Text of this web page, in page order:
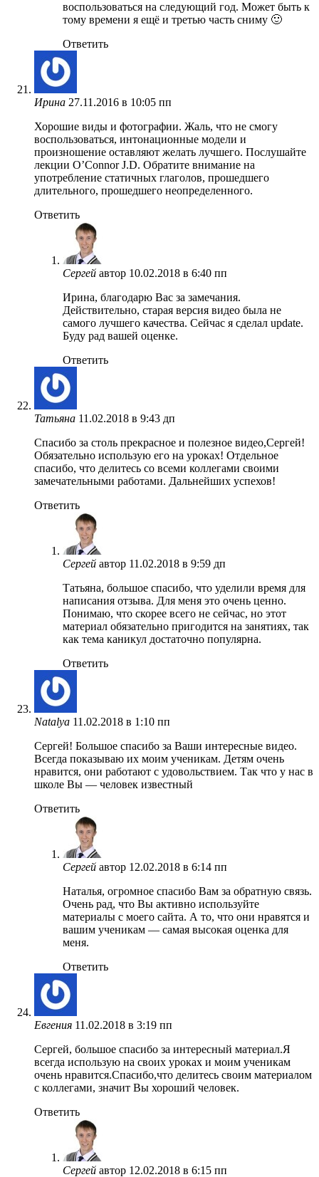
воспользоваться на следующий год. Может быть к
тому времени я ещё и третью часть сниму 🙂
Ответить
Ирина 27.11.2016 в 10:05 пп
Хорошие виды и фотографии. Жаль, что не смогу
воспользоваться, интонационные модели и
произношение оставляют желать лучшего. Послушайте
лекции О’Connor J.D. Обратите внимание на
употребление статичных глаголов, прошедшего
длительного, прошедшего неопределенного.
Ответить
Сергей автор 10.02.2018 в 6:40 пп
Ирина, благодарю Вас за замечания.
Действительно, старая версия видео была не
самого лучшего качества. Сейчас я сделал update.
Буду рад вашей оценке.
Ответить
Татьяна 11.02.2018 в 9:43 дп
Спасибо за столь прекрасное и полезное видео,Сергей!
Обязательно использую его на уроках! Отдельное
спасибо, что делитесь со всеми коллегами своими
замечательными работами. Дальнейших успехов!
Ответить
Сергей автор 11.02.2018 в 9:59 дп
Татьяна, большое спасибо, что уделили время для
написания отзыва. Для меня это очень ценно.
Понимаю, что скорее всего не сейчас, но этот
материал обязательно пригодится на занятиях, так
как тема каникул достаточно популярна.
Ответить
Natalya 11.02.2018 в 1:10 пп
Сергей! Большое спасибо за Ваши интересные видео.
Всегда показываю их моим ученикам. Детям очень
нравится, они работают с удовольствием. Так что у нас в
школе Вы — человек известный
Ответить
Сергей автор 12.02.2018 в 6:14 пп
Наталья, огромное спасибо Вам за обратную связь.
Очень рад, что Вы активно используйте
материалы с моего сайта. А то, что они нравятся и
вашим ученикам — самая высокая оценка для
меня.
Ответить
Евгения 11.02.2018 в 3:19 пп
Сергей, большое спасибо за интересный материал.Я
всегда использую на своих уроках и моим ученикам
очень нравится.Спасибо,что делитесь своим материалом
с коллегами, значит Вы хороший человек.
Ответить
Сергей автор 12.02.2018 в 6:15 пп